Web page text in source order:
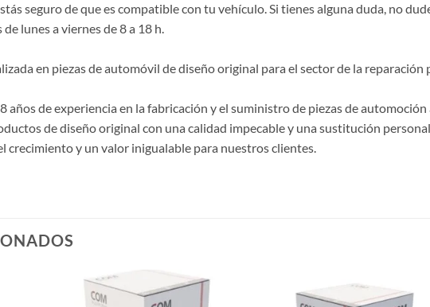
seguro de que es compatible con tu vehículo. Si tienes alguna duda, no
lunes a viernes de 8 a 18 h.
en piezas de automóvil de diseño original para el sector de la
años de experiencia en la fabricación y el suministro de piezas de automoción
de diseño original con una calidad impecable y una sustitución
crecimiento y un valor inigualable para nuestros clientes.